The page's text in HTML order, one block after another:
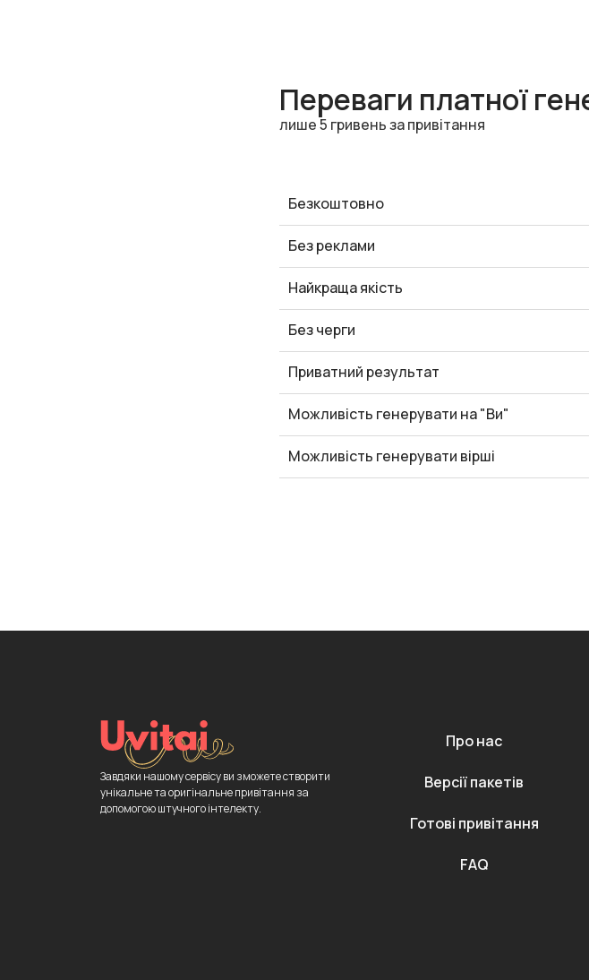
Переваги платної
лише 5 гривень за привітання
Безкоштовно
Без реклами
Найкраща якість
Без черги
Приватний результат
Можливість генерувати на "Ви"
Можливість генерувати вірші
Завдяки нашому сервісу ви зможете створити
унікальне та оригінальне привітання за
допомогою штучного інтелекту.
Про нас
Версії пакетів
Готові привітання
FAQ